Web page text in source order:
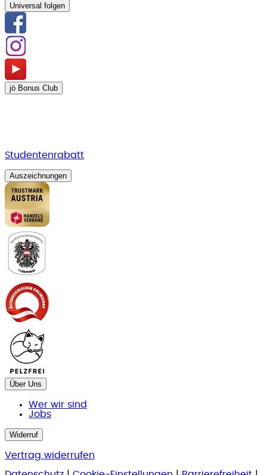
Universal folgen
jö Bonus Club
Studentenrabatt
Auszeichnungen
Über Uns
Wer wir sind
Jobs
Widerruf
Vertrag widerrufen